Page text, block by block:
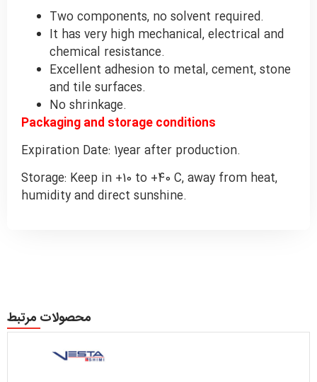
Two components, no solvent required.
It has very high mechanical, electrical and
chemical resistance.
Excellent adhesion to metal, cement, stone
and tile surfaces.
No shrinkage.
Packaging and storage conditions
Expiration Date: 1year after production.
Storage: Keep in +10 to +40 C, away from heat,
humidity and direct sunshine.
محصولات مرتبط